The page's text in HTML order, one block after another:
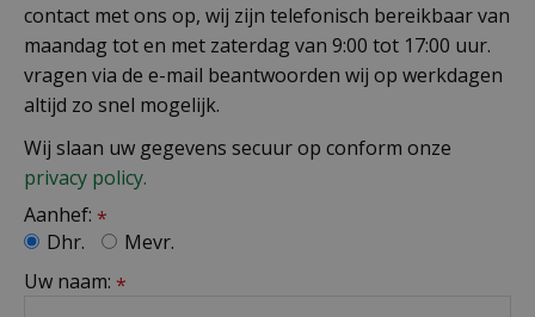
contact met ons op, wij zijn telefonisch bereikbaar van
maandag tot en met zaterdag van 9:00 tot 17:00 uur.
vragen via de e-mail beantwoorden wij op werkdagen
altijd zo snel mogelijk.
Wij slaan uw gegevens secuur op conform onze
privacy policy.
Aanhef: *
Dhr.
Mevr.
Uw naam: *